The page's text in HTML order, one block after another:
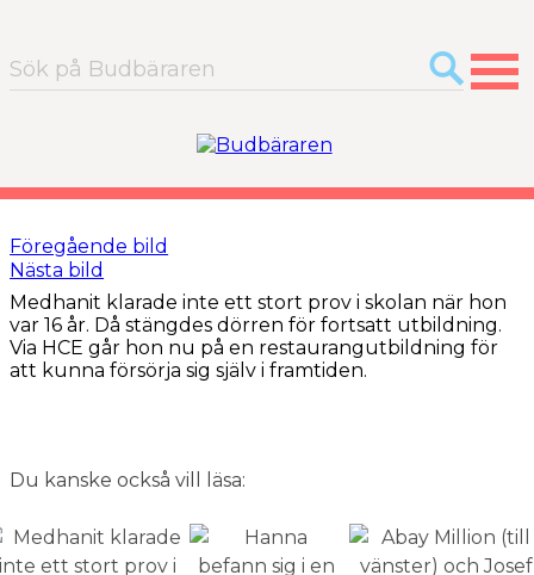
Sök
efter:
Föregående bild
Nästa bild
Medhanit klarade inte ett stort prov i skolan när hon
var 16 år. Då stängdes dörren för fortsatt utbildning.
Via HCE går hon nu på en restaurangutbildning för
att kunna försörja sig själv i framtiden.
Du kanske också vill läsa: